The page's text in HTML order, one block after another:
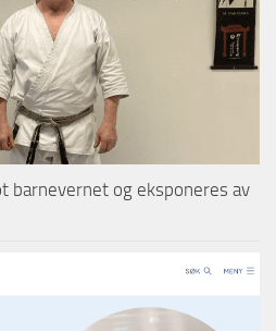
barnevernet og eksponeres av